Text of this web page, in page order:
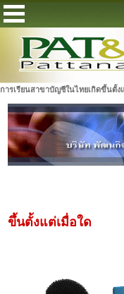
การเรียนสาขาบัญชีในไทยเกิดขึ้นตั้ง
ขึ้นตั้งแต่เมื่อใด